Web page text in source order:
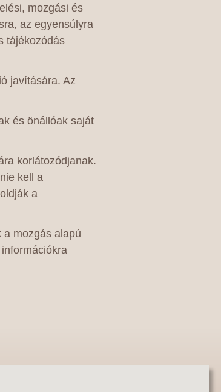
mozgási és
az egyensúlyra
tájékozódás
javítására. Az
és önállóak saját
korlátozódjanak.
kell a
a
a mozgás alapú